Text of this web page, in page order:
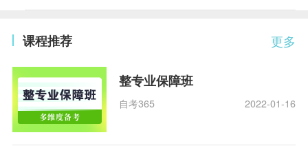
更多
课程推荐
整专业保障班
自考365 2022-01-16